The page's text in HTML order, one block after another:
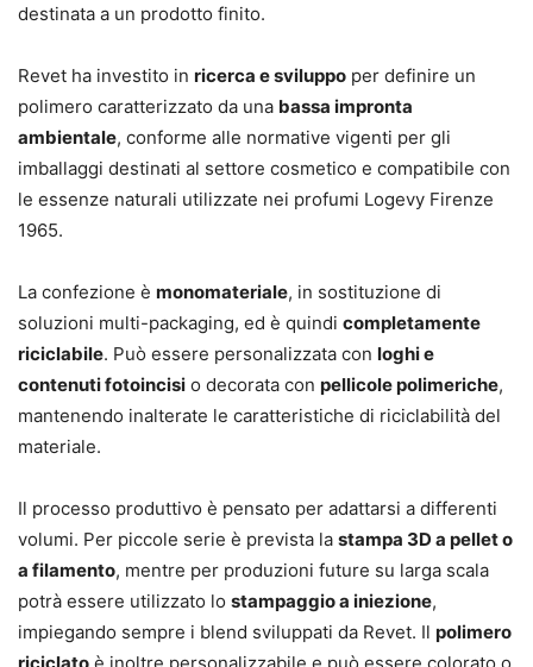
destinata a un prodotto finito.
Revet ha investito in ricerca e sviluppo per definire un
polimero caratterizzato da una bassa impronta
ambientale, conforme alle normative vigenti per gli
imballaggi destinati al settore cosmetico e compatibile con
le essenze naturali utilizzate nei profumi Logevy Firenze
1965.
La confezione è monomateriale, in sostituzione di
soluzioni multi-packaging, ed è quindi completamente
riciclabile. Può essere personalizzata con loghi e
contenuti fotoincisi o decorata con pellicole polimeriche,
mantenendo inalterate le caratteristiche di riciclabilità del
materiale.
Il processo produttivo è pensato per adattarsi a differenti
volumi. Per piccole serie è prevista la stampa 3D a pellet o
a filamento, mentre per produzioni future su larga scala
potrà essere utilizzato lo stampaggio a iniezione,
impiegando sempre i blend sviluppati da Revet. Il polimero
riciclato è inoltre personalizzabile e può essere colorato o